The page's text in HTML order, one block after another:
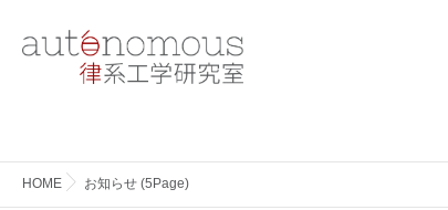
HOME お知らせ (5Page)